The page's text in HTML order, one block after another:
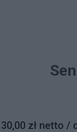
30,00 zł netto /